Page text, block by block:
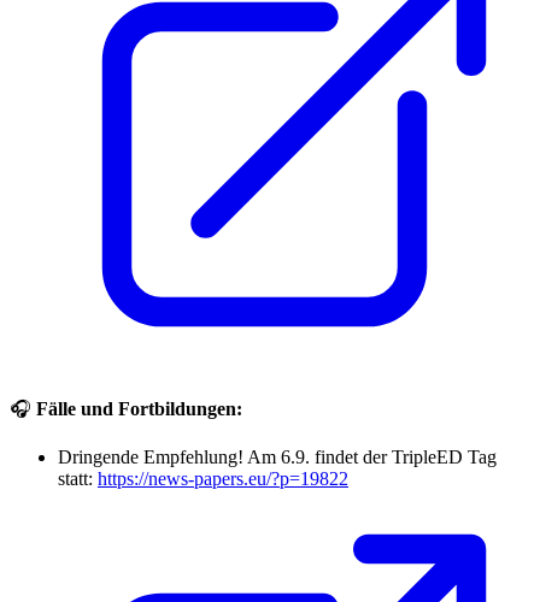
🎧 Fälle und Fortbildungen:
Dringende Empfehlung! Am 6.9. findet der TripleED Tag
statt: https://news-papers.eu/?p=19822